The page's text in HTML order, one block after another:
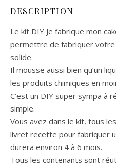
DESCRIPTION
Le kit DIY Je fabrique mon
permettre de fabriquer
solide.
Il mousse aussi bien qu’un
les produits chimiques en
C’est un DIY super sympa à
simple.
Vous avez dans le kit, tous
livret recette pour fabriquer
durera environ 4 à 6 mois.
Tous les contenants sont